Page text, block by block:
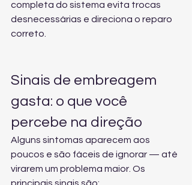
completa do sistema evita trocas
desnecessárias e direciona o reparo
correto.
Sinais de embreagem
gasta: o que você
percebe na direção
Alguns sintomas aparecem aos
poucos e são fáceis de ignorar — até
virarem um problema maior. Os